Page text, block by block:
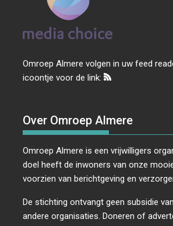
Omroep Almere volgen in uw feed
icoontje voor de link:
Over Omroep Almere
Omroep Almere is een vrijwilligers
doel heeft de inwoners van onze
voorzien van berichtgeving en
De stichting ontvangt geen subsidie
andere organisaties. Doneren of